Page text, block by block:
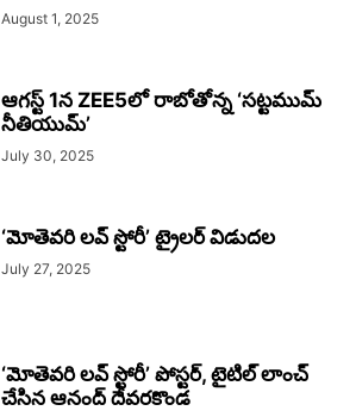
August 1, 2025
ఆగస్ట్ 1న ZEE5లో రాబోతోన్న ‘సట్టముమ్
నీతియుమ్’
July 30, 2025
‘మోతెవరి లవ్ స్టోరీ’ ట్రైలర్‌‌ విడుదల
July 27, 2025
‘మోతెవరి లవ్ స్టోరీ’ పోస్టర్, టైటిల్ లాంచ్
చేసిన ఆనంద్ దేవరకొండ